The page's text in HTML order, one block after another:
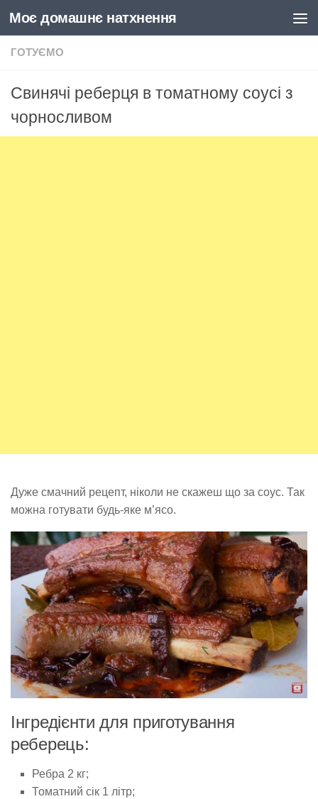
Skip to content
Моє домашнє натхнення
ГОТУЄМО
Свинячі реберця в томатному соусі з
чорносливом
Дуже смачний рецепт, ніколи не скажеш що за соус. Так
можна готувати будь-яке м’ясо.
Інгредієнти для приготування
реберець:
Ребра 2 кг;
Томатний сік 1 літр;